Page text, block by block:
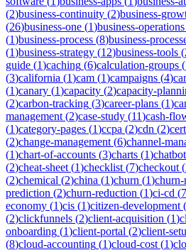
(2)business-continuity (2)business-
(26)business-one (1)business-operations
(1)business-process (8)business-
(1)business-strategy (12)business-tools (
guide (1)caching (6)calculation-groups (
(3)california (1)cam (1)campaigns (4)
(1)canary (1)capacity (2)capacity-
(2)carbon-tracking (3)career-plans (1)
management (2)case-study (11)cash-
(1)category-pages (1)ccpa (2)cdn (2)
(2)change-management (6)channel-
(1)chart-of-accounts (3)charts (1)chatbot
(2)cheat-sheet (1)checklist (7)checkout (
(2)chemical (2)china (1)churn (1)churn-
prediction (2)churn-reduction (1)ci-cd (7
economy (1)cis (1)citizen-development (
(2)clickfunnels (2)client-acquisition (1)
onboarding (1)client-portal (2)client-
(8)cloud-accounting (1)cloud-cost (1)